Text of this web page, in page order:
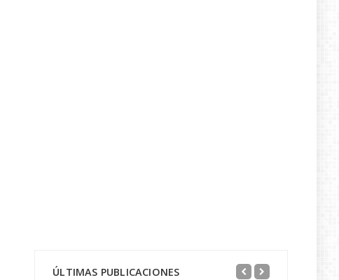
ÚLTIMAS PUBLICACIONES